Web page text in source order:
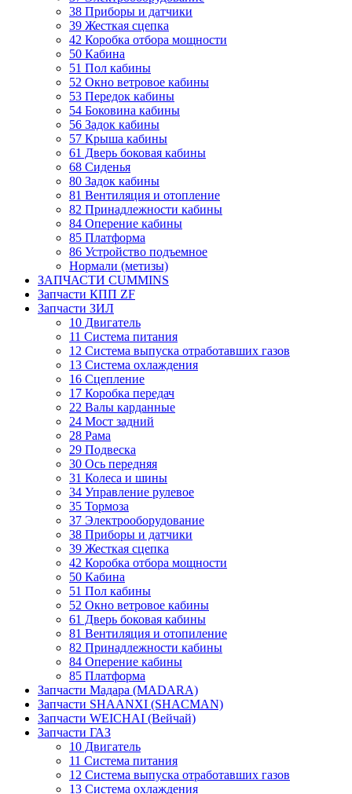
38 Приборы и датчики
39 Жесткая сцепка
42 Коробка отбора мощности
50 Кабина
51 Пол кабины
52 Окно ветровое кабины
53 Передок кабины
54 Боковина кабины
56 Задок кабины
57 Крыша кабины
61 Дверь боковая кабины
68 Сиденья
80 Задок кабины
81 Вентиляция и отопление
82 Принадлежности кабины
84 Оперение кабины
85 Платформа
86 Устройство подъемное
Нормали (метизы)
ЗАПЧАСТИ CUMMINS
Запчасти КПП ZF
Запчасти ЗИЛ
10 Двигатель
11 Система питания
12 Система выпуска отработавших газов
13 Система охлаждения
16 Сцепление
17 Коробка передач
22 Валы карданные
24 Мост задний
28 Рама
29 Подвеска
30 Ось передняя
31 Колеса и шины
34 Управление рулевое
35 Тормоза
37 Электрооборудование
38 Приборы и датчики
39 Жесткая сцепка
42 Коробка отбора мощности
50 Кабина
51 Пол кабины
52 Окно ветровое кабины
61 Дверь боковая кабины
81 Вентиляция и отопиление
82 Принадлежности кабины
84 Оперение кабины
85 Платформа
Запчасти Мадара (MADARA)
Запчасти SHAANXI (SHACMAN)
Запчасти WEICHAI (Вейчай)
Запчасти ГАЗ
10 Двигатель
11 Система питания
12 Система выпуска отработавших газов
13 Система охлаждения